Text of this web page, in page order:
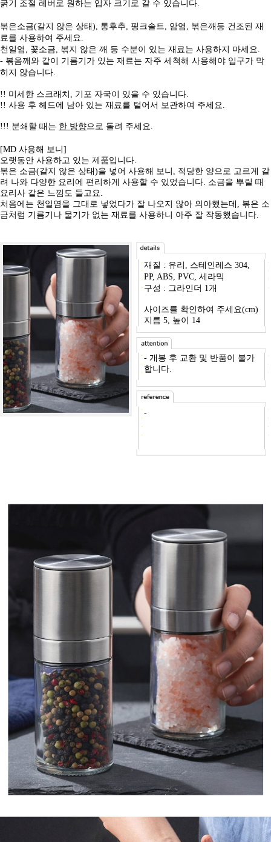
굵기 조절 레버로 원하는 입자 크기로 갈 수 있습니다.
볶은소금(갈지 않은 상태), 통후추, 핑크솔트, 암염, 볶은깨등 건조된 재
료를 사용하여 주세요.
천일염, 꽃소금, 볶지 않은 깨 등 수분이 있는 재료는 사용하지 마세요.
- 볶음깨와 같이 기름기가 있는 재료는 자주 세척해 사용해야 입구가 막
히지 않습니다.
!! 미세한 스크래치, 기포 자국이 있을 수 있습니다.
!! 사용 후 헤드에 남아 있는 재료를 털어서 보관하여 주세요.
!!! 분쇄할 때는 한 방향으로 돌려 주세요.
[MD 사용해 보니]
오랫동안 사용하고 있는 제품입니다.
볶은 소금(갈지 않은 상태)을 넣어 사용해 보니, 적당한 양으로 고르게 갈
려 나와 다양한 요리에 편리하게 사용할 수 있었습니다. 소금을 뿌릴 때
요리사 같은 느낌도 들고요.
처음에는 천일염을 그대로 넣었다가 잘 나오지 않아 의아했는데, 볶은 소
금처럼 기름기나 물기가 없는 재료를 사용하니 아주 잘 작동했습니다.
재질 : 유리, 스테인레스 304,
PP, ABS, PVC, 세라믹
구성 : 그라인더 1개
사이즈를 확인하여 주세요(cm)
지름 5, 높이 14
- 개봉 후 교환 및 반품이 불가
합니다.
-